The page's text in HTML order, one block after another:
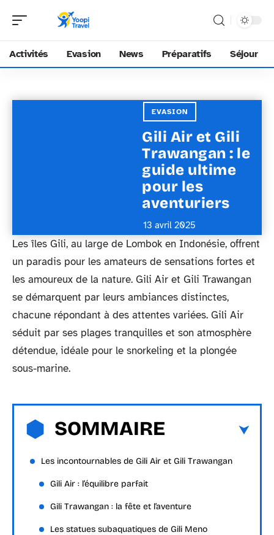
Activités Evasion News Préparatifs Séjour
EVASION
Gili Air et Gili
Trawangan : le
guide ultime
pour les
aventuriers
13 avril 2025
Les îles Gili, au large de Lombok en Indonésie, offrent
un paradis pour les amateurs de sensations fortes et
les amoureux de la nature. Gili Air et Gili Trawangan
se démarquent par leurs ambiances distinctes,
chacune répondant à des attentes variées. Gili Air
séduit par ses plages tranquilles et son atmosphère
détendue, idéale pour le snorkeling et la plongée
sous-marine.
SOMMAIRE
Les incontournables de Gili Air et Gili Trawangan
Gili Air : l’équilibre parfait
Gili Trawangan : la fête et l’aventure
Les statues subaquatiques de Gili Meno